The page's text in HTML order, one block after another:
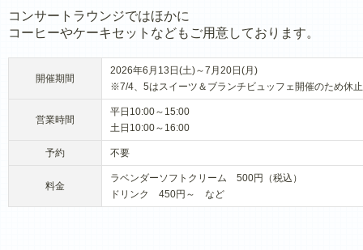
コンサートラウンジではほかに
コーヒーやケーキセットなどもご用意しております。
開催期間
2026年6月13日(土)～7月20日(月)
※7/4、5はスイーツ＆ブランチビュッフェ開催のため休止
営業時間
平日10:00～15:00
土日10:00～16:00
予約 不要
料金
ラベンダーソフトクリーム 500円（税込）
ドリンク 450円～ など